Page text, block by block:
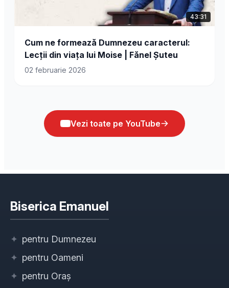
43:31
Cum ne formează Dumnezeu caracterul:
Lecții din viața lui Moise | Fănel Șuteu
02 februarie 2026
Vezi toate pe YouTube
Biserica Emanuel
✦ pentru Dumnezeu
✦ pentru Oameni
✦ pentru Oraș